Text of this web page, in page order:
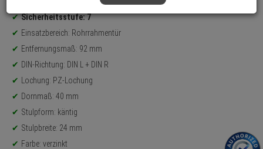
Sicherheitsstufe: 7
Einsatzbereich: Rohrrahmentür
Entfernungsmaß: 92 mm
DIN-Richtung: DIN L + DIN R
Lochung: PZ-Lochung
Dornmaß: 40 mm
Stulpform: käntig
Stulpbreite: 24 mm
Farbe: verzinkt